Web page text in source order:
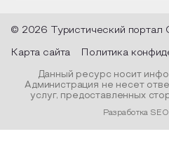
© 2026 Туристический портал
Карта сайта Политика
Данный ресурс носит
Администрация не несет
услуг, предоставленных
Разработка